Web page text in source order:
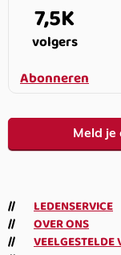
7,5K
volgers
Abonneren
Meld
LEDENSERVICE
OVER ONS
VEELGESTELDE